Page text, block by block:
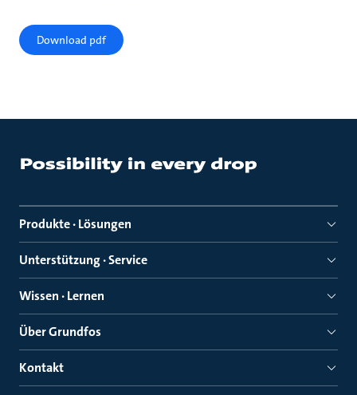
Download pdf
Produkte · Lösungen
Unterstützung · Service
Wissen · Lernen
Über Grundfos
Kontakt